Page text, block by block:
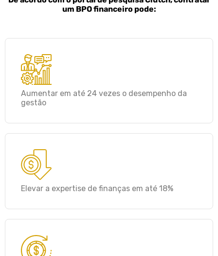
um BPO financeiro pode:
Aumentar em até 24 vezes o desempenho da
gestão
Elevar a expertise de finanças em até 18%